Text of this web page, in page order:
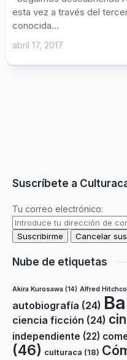
esta vez a través del
conocida...
abril 17, 2017
Suscríbete a
Tu correo electrónico:
Nube de etiquetas
Akira Kurosawa (14) Alfred
autobiografía (24)
ciencia ficción (24)
independiente (22)
(46) culturaca (18)